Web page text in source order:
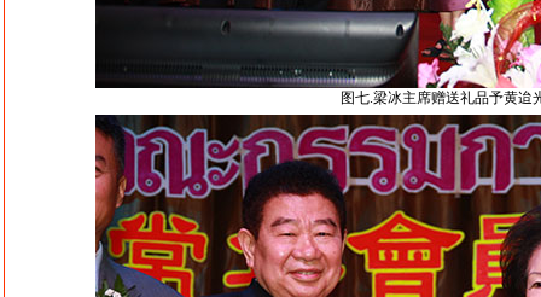
图七.梁冰主席赠送礼品予黄迨